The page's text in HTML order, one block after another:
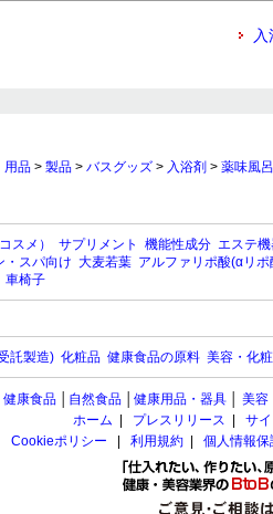
用品 > 製品 > バスグッズ > 入浴剤 > 薬味風呂
スメ） サプリメント 機能性成分 エステ
・スパ向け 大麦若葉 アルファリポ酸(αリポ
車椅子
託製造) 化粧品 健康食品の原料 美容・化
健康食品 自然食品 健康用品・器具 美容
ホーム
プレスリリース
サ
Cookieポリシー
利用規約 個人情報